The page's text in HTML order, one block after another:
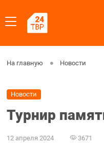
На главную Новости
Новости
Турнир
12 апреля 2024 3671